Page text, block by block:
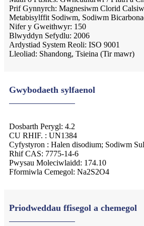
Prif Gynnyrch: Magnesiwm Clorid
Metabisylffit Sodiwm, Sodiwm
Nifer y Gweithwyr: 150
Blwyddyn Sefydlu: 2006
Ardystiad System Reoli: ISO 9001
Lleoliad: Shandong, Tsieina (Tir mawr)
Gwybodaeth sylfaenol
Dosbarth Perygl: 4.2
CU RHIF. : UN1384
Cyfystyron : Halen disodium; Sodiwm
Rhif CAS: 7775-14-6
Pwysau Moleciwlaidd: 174.10
Fformiwla Cemegol: Na2S2O4
Priodweddau ffisegol a chemegol